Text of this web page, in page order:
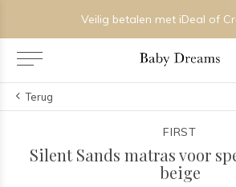
Veilig betalen met iDeal of
Terug
FIRST
Silent Sands matras voor
beige